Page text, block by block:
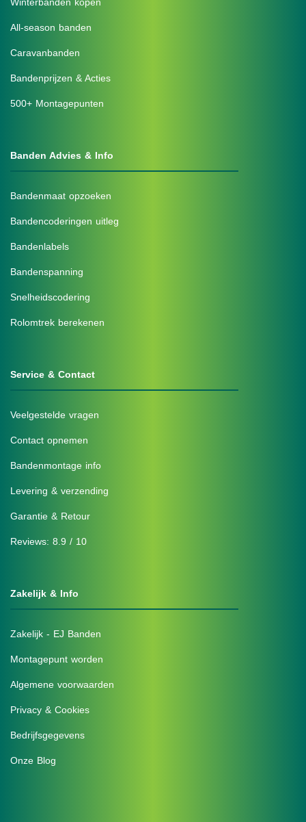
All-season banden
Caravanbanden
Bandenprijzen & Acties
500+ Montagepunten
Banden Advies & Info
Bandenmaat opzoeken
Bandencoderingen uitleg
Bandenlabels
Bandenspanning
Snelheidscodering
Rolomtrek berekenen
Service & Contact
Veelgestelde vragen
Contact opnemen
Bandenmontage info
Levering & verzending
Garantie & Retour
Reviews: 8.9 / 10
Zakelijk & Info
Zakelijk - EJ Banden
Montagepunt worden
Algemene voorwaarden
Privacy & Cookies
Bedrijfsgegevens
Onze Blog